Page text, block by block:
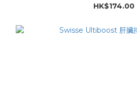
HK$174.00